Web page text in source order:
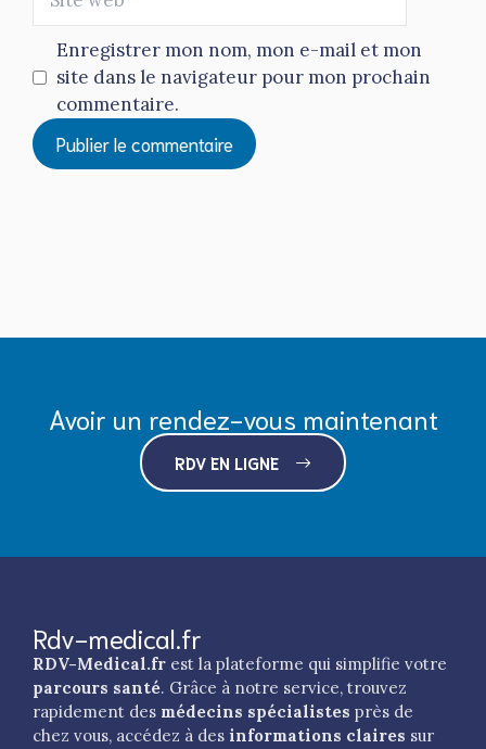
web
Enregistrer mon nom, mon e-mail et mon
site dans le navigateur pour mon prochain
commentaire.
Avoir un rendez-vous maintenant
RDV EN LIGNE
Rdv-medical.fr
RDV-Medical.fr est la plateforme qui simplifie votre
parcours santé. Grâce à notre service, trouvez
rapidement des médecins spécialistes près de
chez vous, accédez à des informations claires sur